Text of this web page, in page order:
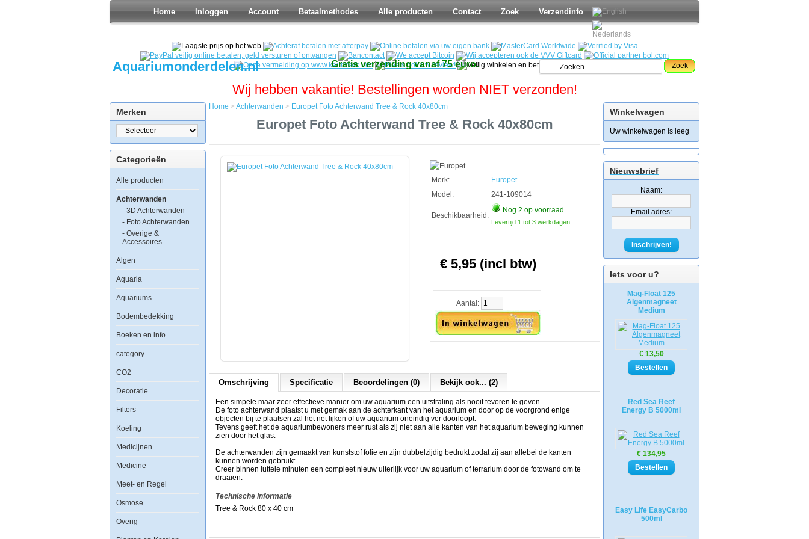
Home Inloggen Account Betaalmethodes Alle producten Contact Zoek Verzendinfo
Aquariumonderdelen.nl Gratis verzending vanaf 75 euro. Zoek
Wij hebben vakantie! Bestellingen worden NIET verzonden!
Merken
Categorieën
Alle producten
Achterwanden
- 3D Achterwanden
- Foto Achterwanden
- Overige &
Accessoires
Algen
Aquaria
Aquariums
Bodembedekking
Boeken en info
category
CO2
Decoratie
Filters
Koeling
Medicijnen
Medicine
Meet- en Regel
Osmose
Overig
Winkelwagen
Uw winkelwagen is leeg
Nieuwsbrief
Naam:
Email adres:
Inschrijven!
Iets voor u?
Mag-Float 125
Algenmagneet
Medium
€ 13,50
Red Sea Reef
Energy B 5000ml
€ 134,95
Easy Life EasyCarbo
500ml
Foto
Achterwand
Tree
Een
simpele
zeer
effectieve
manier
om
uw
een
uitstraling
als
nooit
geven.
De
Home > Achterwanden > Europet Foto Achterwand Tree & Rock 40x80cm
Europet Foto Achterwand Tree & Rock 40x80cm
Merk:
Europet
Model:
241-109014
Beschikbaarheid:
Nog 2 op voorraad
Levertijd 1 tot 3 werkdagen
€ 5,95 (incl btw)
Aantal:
Omschrijving Specificatie Beoordelingen (0) Bekijk ook... (2)
Een simpele maar zeer effectieve manier om uw aquarium een uitstraling als nooit tevoren te geven.
De foto achterwand plaatst u met gemak aan de achterkant van het aquarium en door op de voorgrond enige
objecten bij te plaatsen zal het net lijken of uw aquarium oneindig ver doorloopt.
Tevens geeft het de aquariumbewoners meer rust als zij niet aan alle kanten van het aquarium beweging kunnen
zien door het glas.
De achterwanden zijn gemaakt van kunststof folie en zijn dubbelzijdig bedrukt zodat zij aan allebei de kanten
kunnen worden gebruikt.
Creer binnen luttele minuten een compleet nieuw uiterlijk voor uw aquarium of terrarium door de fotowand om te
draaien.
Technische informatie
Tree & Rock 80 x 40 cm